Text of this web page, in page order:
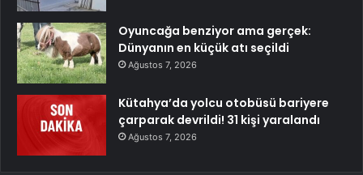
Oyuncağa benziyor ama gerçek:
Dünyanın en küçük atı seçildi
Ağustos 7, 2026
Kütahya’da yolcu otobüsü bariyere
çarparak devrildi! 31 kişi yaralandı
Ağustos 7, 2026